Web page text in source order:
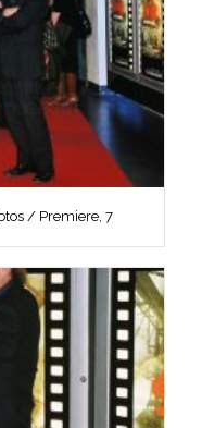
/ Premiere, 7